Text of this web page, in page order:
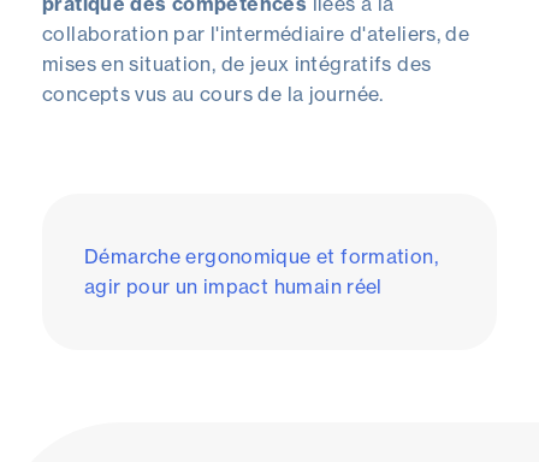
collaboration par l'intermédiaire d'ateliers, de
mises en situation, de jeux intégratifs des
concepts vus au cours de la journée.
Démarche ergonomique et formation,
agir pour un impact humain réel